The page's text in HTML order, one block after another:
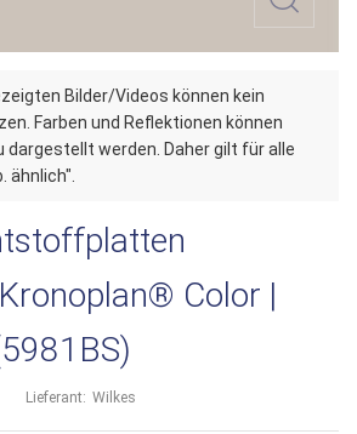
Bilder/Videos können kein
Farben und Reflektionen können
dargestellt werden. Daher gilt für alle
ähnlich".
Color |
Lieferant: Wilkes